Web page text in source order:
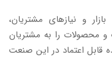
و نیازهای مشتریان،
محصولات را به مشتریان
قابل اعتماد در این صنعت